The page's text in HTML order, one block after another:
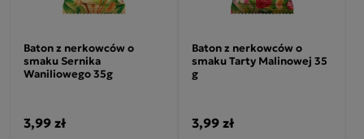
Baton z nerkowców o
smaku Sernika
Waniliowego 35g
3,99 zł
Baton z nerkowców o
smaku Tarty Malinowej 35
g
3,99 zł